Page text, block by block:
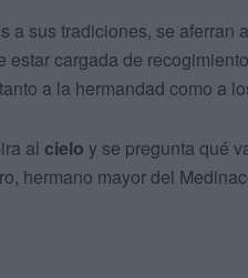
a sus tradiciones, se aferran
estar cargada de
a la hermandad como a
al cielo y se pregunta qué
hermano mayor del